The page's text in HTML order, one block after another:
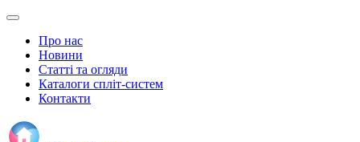
Про нас
Новини
Статті та огляди
Каталоги спліт-систем
Контакти